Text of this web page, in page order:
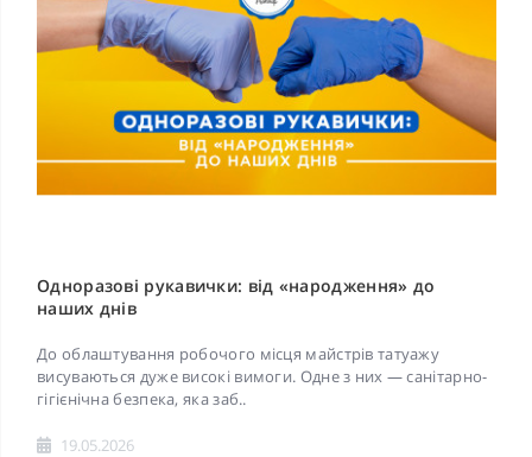
Одноразові рукавички: від «народження» до
наших днів
До облаштування робочого місця майстрів татуажу
висуваються дуже високі вимоги. Одне з них — санітарно-
гігієнічна безпека, яка заб..
19.05.2026